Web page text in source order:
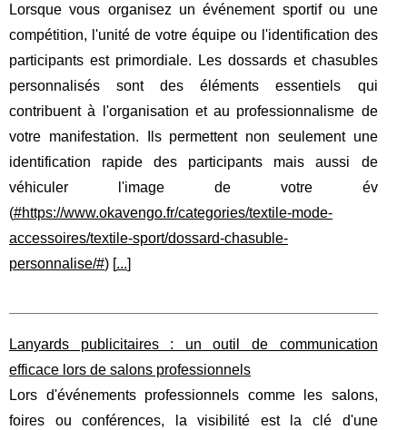
Lorsque vous organisez un événement sportif ou une
compétition, l'unité de votre équipe ou l'identification des
participants est primordiale. Les dossards et chasubles
personnalisés sont des éléments essentiels qui
contribuent à l'organisation et au professionnalisme de
votre manifestation. Ils permettent non seulement une
identification rapide des participants mais aussi de
véhiculer l'image de votre év
(#https://www.okavengo.fr/categories/textile-mode-
accessoires/textile-sport/dossard-chasuble-
personnalise/#) [ ...
Lanyards publicitaires : un outil de communication
efficace lors de salons professionnels
Lors d'événements professionnels comme les salons,
foires ou conférences, la visibilité est la clé d'une